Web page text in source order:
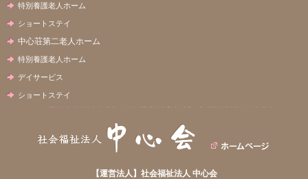
特別養護老人ホーム
ショートステイ
中心荘第二老人ホーム
特別養護老人ホーム
デイサービス
ショートステイ
【運営法人】社会福祉法人 中心会